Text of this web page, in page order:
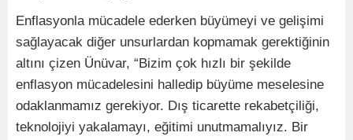
Enflasyonla mücadele ederken büyümeyi ve gelişimi
sağlayacak diğer unsurlardan kopmamak gerektiğinin
altını çizen Ünüvar, “Bizim çok hızlı bir şekilde
enflasyon mücadelesini halledip büyüme meselesine
odaklanmamız gerekiyor. Dış ticarette rekabetçiliği,
teknolojiyi yakalamayı, eğitimi unutmamalıyız. Bir